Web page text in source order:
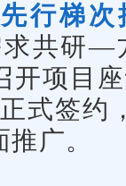
行梯次
求共研
开项目
式签约
广。